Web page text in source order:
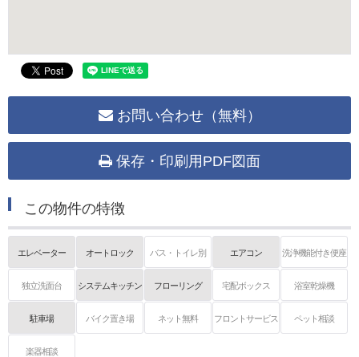
お問い合わせ（無料）
保存・印刷用PDF図面
この物件の特徴
エレベーター オートロック バス・トイレ別 エアコン 洗浄機能付き便座
独立洗面台 システムキッチン フローリング 宅配ボックス 浴室乾燥機
駐車場 バイク置き場 ネット無料 フロントサービス ペット相談
楽器相談